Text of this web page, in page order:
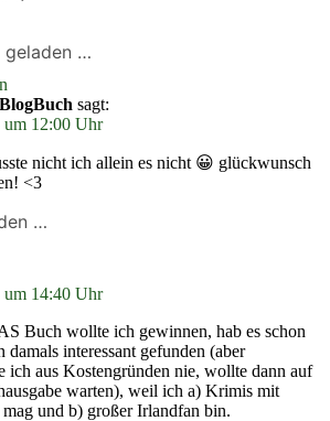
geladen …
sagt:
um 12:00 Uhr
nicht ich allein es nicht 😀 glückwunsch
<3
…
um 14:40 Uhr
Buch wollte ich gewinnen, hab es schon
damals interessant gefunden (aber
ich aus Kostengründen nie, wollte dann auf
warten), weil ich a) Krimis mit
und b) großer Irlandfan bin.